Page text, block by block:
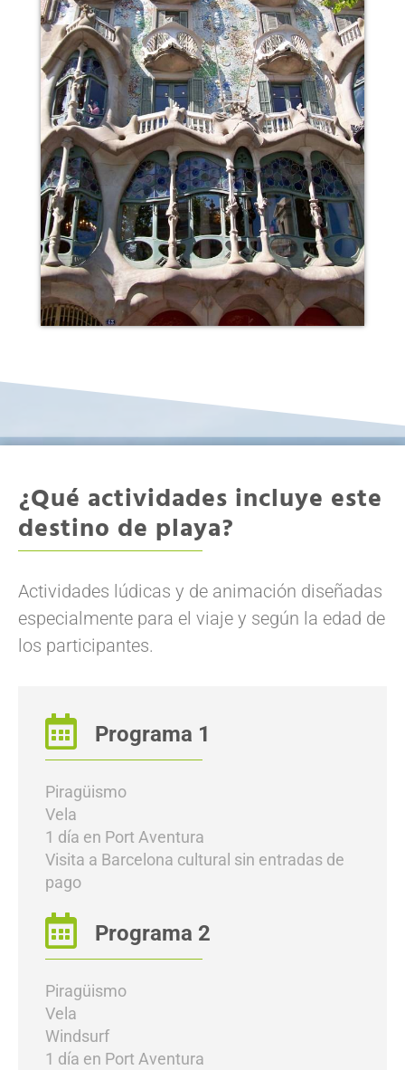
¿Qué actividades incluye este
destino de playa?
Actividades lúdicas y de animación diseñadas
especialmente para el viaje y según la edad de
los participantes.
Programa 1
Piragüismo
Vela
1 día en Port Aventura
Visita a Barcelona cultural sin entradas de
pago
Programa 2
Piragüismo
Vela
Windsurf
1 día en Port Aventura